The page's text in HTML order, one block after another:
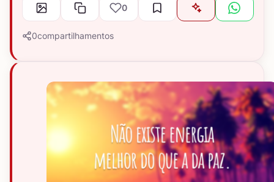
0
0compartilhamentos